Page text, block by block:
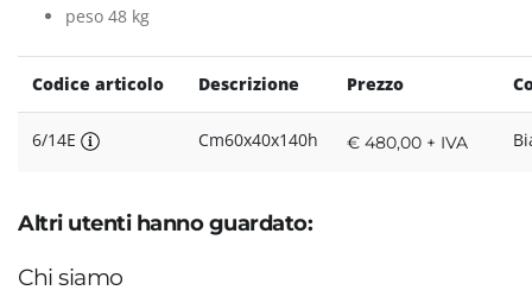
peso 48 kg
Codice articolo Descrizione Prezzo
6/14E Cm60x40x140h € 480,00 + IVA
Chi siamo
Altri utenti hanno guardato: